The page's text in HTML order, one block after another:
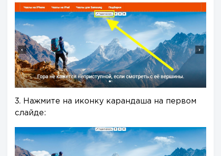
3. Нажмите на иконку карандаша на первом
слайде: